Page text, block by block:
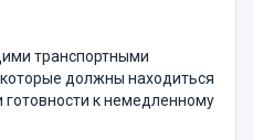
транспортными
должны находиться
готовности к немедленному